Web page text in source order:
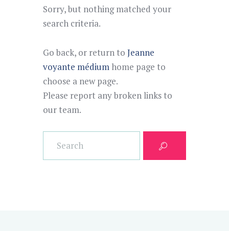
Sorry, but nothing matched your
search criteria.
Go back, or return to Jeanne
voyante médium home page to
choose a new page.
Please report any broken links to
our team.